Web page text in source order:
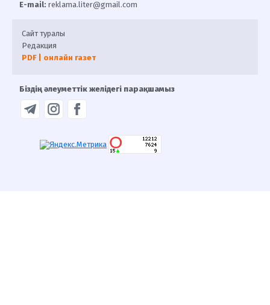
E-mail: reklama.liter@gmail.com
Сайт туралы
Редакция
PDF | онлайн газет
Біздің әлеуметтік желідегі парақшамыз